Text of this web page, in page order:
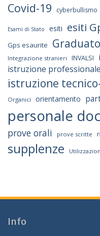
Covid-19 cyberbullismo
Esami di Stato esiti esiti
Gps esaurite
Integrazione stranieri INVALSI
istruzione professionale
istruzione
Organici orientamento
personale
prove orali prove scritte
supplenze
Info